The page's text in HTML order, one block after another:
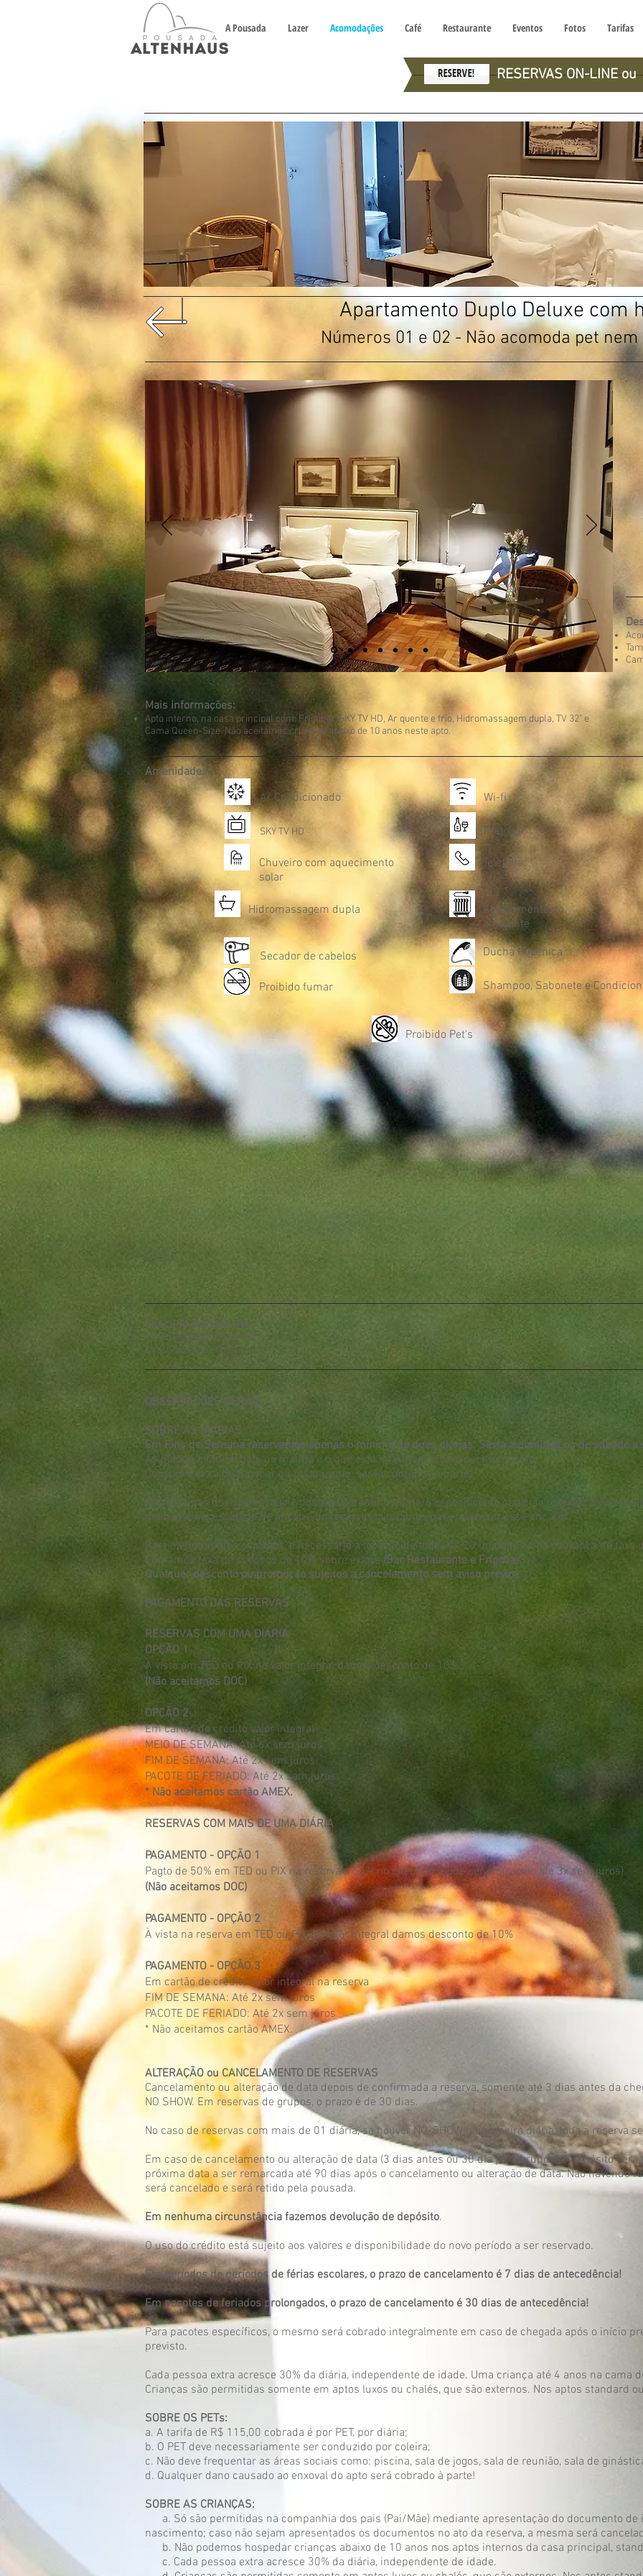
A Pousada Lazer Acomodações Café Restaurante Eventos Fotos Tarifas
RESERVAS ON-LINE ou
Apartamento Duplo Deluxe com
Números 01 e 02 - Não acomoda pet
Mais informações:
Apto interno, na casa principal com: Frigobar, SKY TV HD, Ar quente e frio, Hidromassagem dupla, TV 32" e
Cama Queen-Size. Não aceitamos crianças abaixo de 10 anos neste apto.
Amenidades:
Ar Condicionado
Wi-fi
SKY TV HD
Chuveiro com aquecimento
solar
Hidromassagem dupla
Frigobar
Telefone
Aquecimento do
ambiente
Secador de cabelos Ducha Higiênica
Proibido fumar Shampoo, Sabonete e
Proibido Pet's
Check-in e check-out:
Check-in: a partir de 14 hs
Check-out: Até 12 hs
OBSERVAÇÕES GERAIS
SOBRE AS DIÁRIAS
Em Fins de Semana reservamos apenas o mínimo de duas diárias: Sexta a domingo ou de sábado a
As diárias incluem café da manhã e o que está informado no respectivo pacote.
Consumo extra de frigobar ou restaurante, serão cobrados à parte!
Nas reservas dos chalés, não é possível garantir o número específico do chalé ao reservar, pois
mediante necessidade de encaixe de reservas, alteramos para favorecer esse encaixe.
Para atendimentos a grupos, é necessária a locação de todas as 20 unidades e há cobrança de taxa
Cobramos taxa de serviços de 10% sobre extras (Bar, Restaurante e Frigobar.)
Qualquer desconto ou promoção sujeitos a cancelamento sem aviso prévio.
PAGAMENTO DAS RESERVAS
RESERVAS COM UMA DIÁRIA
OPÇÃO 1
À vista em TED ou PIX no valor integral damos desconto de 10%
(Não aceitamos DOC)
OPÇÃO 2
Em cartão de crédito valor integral
MEIO DE SEMANA: Até 6x sem juros
FIM DE SEMANA: Até 2x sem juros
PACOTE DE FERIADO: Até 2x sem juros
* Não aceitamos cartão AMEX.
RESERVAS COM MAIS DE UMA DIÁRIA
PAGAMENTO - OPÇÃO 1
Pagto de 50% em TED ou PIX na reserva e 50% no check-in (pode ser em cartão até 3x sem juros)
(Não aceitamos DOC)
PAGAMENTO - OPÇÃO 2
À vista na reserva em TED ou PIX no valor integral damos desconto de 10%
PAGAMENTO - OPÇÃO 3
Em cartão de crédito valor integral na reserva
FIM DE SEMANA: Até 2x sem juros
PACOTE DE FERIADO: Até 2x sem juros
* Não aceitamos cartão AMEX.
ALTERAÇÃO ou CANCELAMENTO DE RESERVAS
Cancelamento ou alteração de data depois de confirmada a reserva, somente até 3 dias antes da
NO SHOW. Em reservas de grupos, o prazo é de 30 dias.
No caso de reservas com mais de 01 diária, se houver NO-SHOW na primeira diária, toda a reserva
Em caso de cancelamento ou alteração de data (3 dias antes ou 30 dia para grupos), o depósito
próxima data a ser remarcada até 90 dias após o cancelamento ou alteração de data. Não havendo
será cancelado e será retido pela pousada.
Em nenhuma circunstância fazemos devolução de depósito.
O uso do crédito está sujeito aos valores e disponibilidade do novo período a ser reservado.
Em períodos de períodos de férias escolares, o prazo de cancelamento é 7 dias de antecedência!
Em pacotes de feriados prolongados, o prazo de cancelamento é 30 dias de antecedência!
Para pacotes específicos, o mesmo será cobrado integralmente em caso de chegada após o início
previsto.
Cada pessoa extra acresce 30% da diária, independente de idade. Uma criança até 4 anos na cama
Crianças são permitidas somente em aptos luxos ou chalés, que são externos. Nos aptos standard
SOBRE OS PETs:
a. A tarifa de R$ 115,00 cobrada é por PET, por diária;
b. O PET deve necessariamente ser conduzido por coleira;
c. Não deve frequentar as áreas sociais como: piscina, sala de jogos, sala de reunião, sala de
d. Qualquer dano causado ao enxoval do apto será cobrado à parte!
SOBRE AS CRIANÇAS:
a. Só são permitidas na companhia dos pais (Pai/Mãe) mediante apresentação do documento de
nascimento; caso não sejam apresentados os documentos no ato da reserva, a mesma será
b. Não podemos hospedar crianças abaixo de 10 anos nos aptos internos da casa principal,
c. Cada pessoa extra acresce 30% da diária, independente de idade.